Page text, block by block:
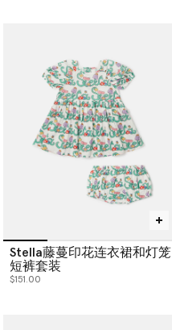
Stella藤蔓印花连衣裙和灯笼
短裤套装
$151.00